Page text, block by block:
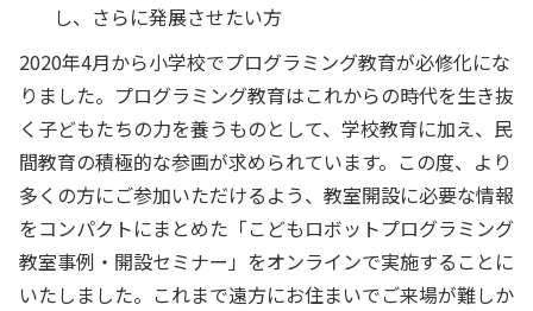
し、さらに発展させたい方
2020年4月から小学校でプログラミング教育が必修化にな
りました。プログラミング教育はこれからの時代を生き抜
く子どもたちの力を養うものとして、学校教育に加え、民
間教育の積極的な参画が求められています。この度、より
多くの方にご参加いただけるよう、教室開設に必要な情報
をコンパクトにまとめた「こどもロボットプログラミング
教室事例・開設セミナー」をオンラインで実施することに
いたしました。これまで遠方にお住まいでご来場が難しか